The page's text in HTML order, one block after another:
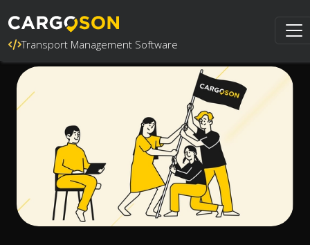
Transport Management Software